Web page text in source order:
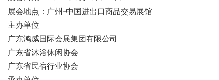
展会地点：广州-中国进出口商品交易展馆
主办单位
广东鸿威国际会展集团有限公司
广东省沐浴休闲协会
广东省民宿行业协会